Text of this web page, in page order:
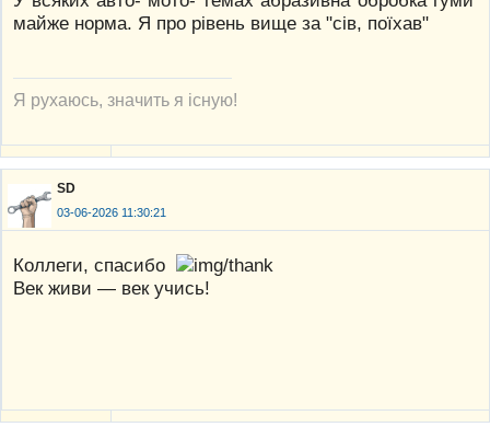
майже норма. Я про рівень вище за "сів, поїхав"
Я рухаюсь, значить я існую!
SD
03-06-2026 11:30:21
Коллеги, спасибо
Век живи — век учись!